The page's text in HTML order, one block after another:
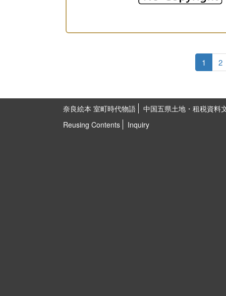
1 2
奈良絵本 室町時代物語
中国五県土地・租税資料
Reusing Contents
Inquiry